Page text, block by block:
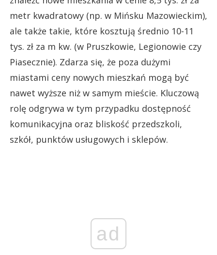
metr kwadratowy (np. w Mińsku Mazowieckim),
ale także takie, które kosztują średnio 10-11
tys. zł za m kw. (w Pruszkowie, Legionowie czy
Piasecznie). Zdarza się, że poza dużymi
miastami ceny nowych mieszkań mogą być
nawet wyższe niż w samym mieście. Kluczową
rolę odgrywa w tym przypadku dostępność
komunikacyjna oraz bliskość przedszkoli,
szkół, punktów usługowych i sklepów.
ad